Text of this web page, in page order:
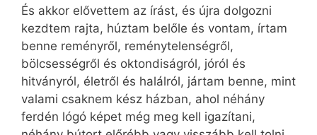
És akkor elővettem az írást, és újra dolgozni
kezdtem rajta, húztam belőle és vontam, írtam
benne reményről, reménytelenségről,
bölcsességről és oktondiságról, jóról és
hitványról, életről és halálról, jártam benne, mint
valami csaknem kész házban, ahol néhány
ferdén lógó képet még meg kell igazítani,